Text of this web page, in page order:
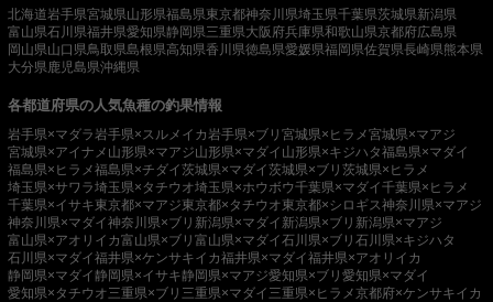
北海道岩手県宮城県山形県福島県東京都神奈川県埼玉県千葉県茨城県新潟県
富山県石川県福井県愛知県静岡県三重県大阪府兵庫県和歌山県京都府広島県
岡山県山口県鳥取県島根県高知県香川県徳島県愛媛県福岡県佐賀県長崎県熊本県
大分県 鹿児島県沖縄県
各都道府県の人気魚種の釣果情報
岩手県×マダラ 岩手県×スルメイカ 岩手県×ブリ 宮城県×ヒラメ宮城県×マアジ
宮城県×アイナメ 山形県×マアジ山形県×マダイ 山形県×キジハタ福島県×マダイ
福島県×ヒラメ福島県×チダイ茨城県×マダイ茨城県×ブリ 茨城県×ヒラメ
埼玉県×サワラ埼玉県×タチウオ埼玉県×ホウボウ千葉県×マダイ千葉県×ヒラメ
千葉県×イサキ東京都×マアジ東京都×タチウオ東京都×シロギス神奈川県×マアジ
神奈川県×マダイ神奈川県×ブリ 新潟県×マダイ 新潟県×ブリ 新潟県×マアジ
富山県×アオリイカ富山県×ブリ 富山県×マダイ石川県×ブリ 石川県×キジハタ
石川県×マダイ福井県×ケンサキイカ福井県×マダイ福井県×アオリイカ
静岡県×マダイ静岡県×イサキ静岡県×マアジ愛知県×ブリ 愛知県×マダイ
愛知県×タチウオ三重県×ブリ 三重県×マダイ 三重県×ヒラメ京都府×ケンサキイカ